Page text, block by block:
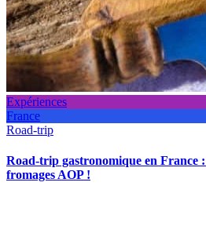
Expériences
France
Road-trip
Road-trip gastronomique en France :
fromages AOP !